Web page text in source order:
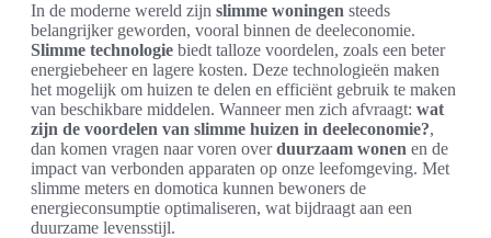
In de moderne wereld zijn slimme woningen steeds
belangrijker geworden, vooral binnen de deeleconomie.
Slimme technologie biedt talloze voordelen, zoals een beter
energiebeheer en lagere kosten. Deze technologieën maken
het mogelijk om huizen te delen en efficiënt gebruik te maken
van beschikbare middelen. Wanneer men zich afvraagt: wat
zijn de voordelen van slimme huizen in deeleconomie?,
dan komen vragen naar voren overduurzaam wonen en de
impact van verbonden apparaten op onze leefomgeving. Met
slimme meters en domotica kunnen bewoners de
energieconsumptie optimaliseren, wat bijdraagt aan een
duurzame levensstijl.